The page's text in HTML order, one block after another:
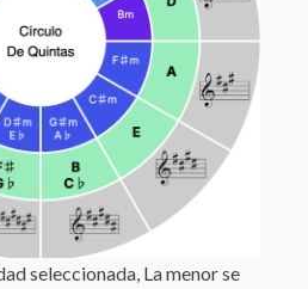
seleccionada, La menor se